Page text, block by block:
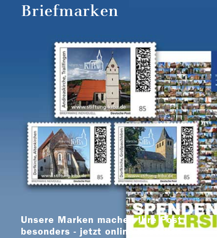
Briefmarken
Unsere Marken machen Ihre Post
besonders - jetzt online bestellen